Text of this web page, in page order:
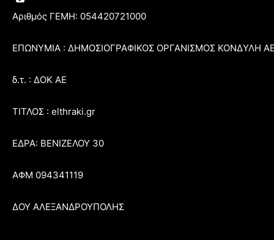
Αριθμός ΓΕΜΗ: 054420721000
ΕΠΩΝΥΜΙΑ : ΔΗΜΟΣΙΟΓΡΑΦΙΚΟΣ ΟΡΓΑΝΙΣΜΟΣ ΚΟΝΔΥΛΗ
δ.τ. : ΔΟΚ ΑΕ
ΤΙΤΛΟΣ : elthraki.gr
ΕΔΡΑ: ΒΕΝΙΖΕΛΟΥ 30
ΑΦΜ 094341119
ΔΟΥ ΑΛΕΞΑΝΔΡΟΥΠΟΛΗΣ